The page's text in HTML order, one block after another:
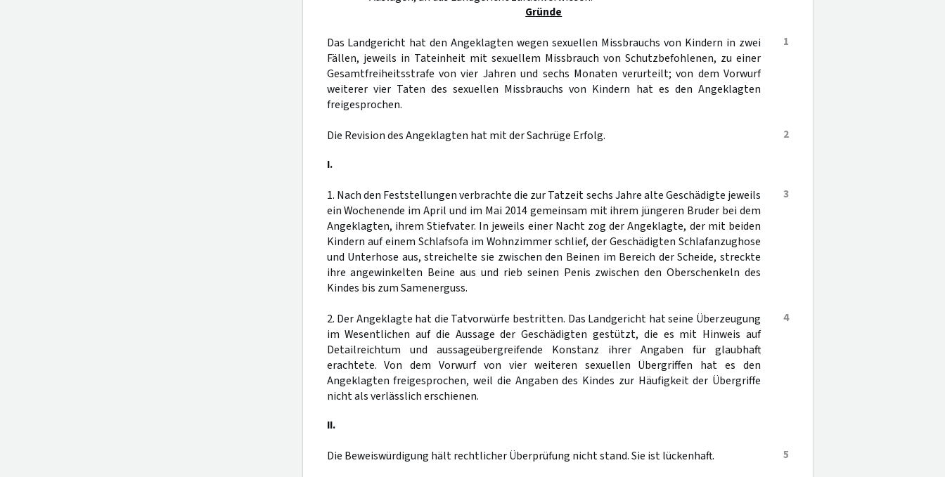
Gründe
1
Das Landgericht hat den Angeklagten wegen sexuellen Missbrauchs von Kindern in zwei
Fällen, jeweils in Tateinheit mit sexuellem Missbrauch von Schutzbefohlenen, zu einer
Gesamtfreiheitsstrafe von vier Jahren und sechs Monaten verurteilt; von dem Vorwurf
weiterer vier Taten des sexuellen Missbrauchs von Kindern hat es den Angeklagten
freigesprochen.
2
Die Revision des Angeklagten hat mit der Sachrüge Erfolg.
I.
3
1. Nach den Feststellungen verbrachte die zur Tatzeit sechs Jahre alte Geschädigte jeweils
ein Wochenende im April und im Mai 2014 gemeinsam mit ihrem jüngeren Bruder bei dem
Angeklagten, ihrem Stiefvater. In jeweils einer Nacht zog der Angeklagte, der mit beiden
Kindern auf einem Schlafsofa im Wohnzimmer schlief, der Geschädigten Schlafanzughose
und Unterhose aus, streichelte sie zwischen den Beinen im Bereich der Scheide, streckte
ihre angewinkelten Beine aus und rieb seinen Penis zwischen den Oberschenkeln des
Kindes bis zum Samenerguss.
4
2. Der Angeklagte hat die Tatvorwürfe bestritten. Das Landgericht hat seine Überzeugung
im Wesentlichen auf die Aussage der Geschädigten gestützt, die es mit Hinweis auf
Detailreichtum und aussageübergreifende Konstanz ihrer Angaben für glaubhaft
erachtete. Von dem Vorwurf von vier weiteren sexuellen Übergriffen hat es den
Angeklagten freigesprochen, weil die Angaben des Kindes zur Häufigkeit der Übergriffe
nicht als verlässlich erschienen.
II.
5
Die Beweiswürdigung hält rechtlicher Überprüfung nicht stand. Sie ist lückenhaft.